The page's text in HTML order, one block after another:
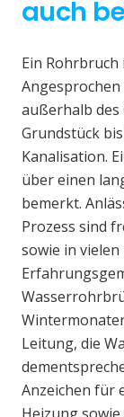
auch
Ein Rohrbruch
außerhalb des
Grundstück
Kanalisation.
über einen
bemerkt.
Prozess sind
sowie in
Leitung, die
Anzeichen für